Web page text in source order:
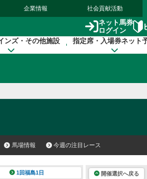
企業情報 社会貢献活動
ネット馬券
ログイン
ンズ・その他施設 指定席・入場券ネット
馬場情報 今週の注目レース
1回福島1日 開催選択へ戻る